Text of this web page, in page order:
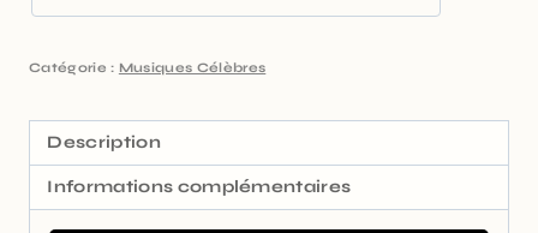
Catégorie : Musiques Célèbres
Description
Informations complémentaires